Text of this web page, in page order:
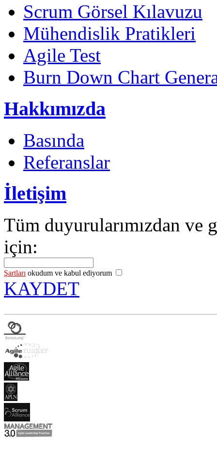
Scrum Görsel Kılavuzu
Mühendislik Pratikleri
Agile Test
Burn Down Chart
Hakkımızda
Basında
Referanslar
İletişim
Tüm duyurularımızdan ve
için:
Şartları okudum ve kabul ediyorum
KAYDET